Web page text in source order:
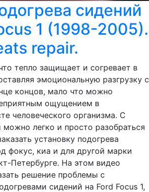
сидений
1 (1998-2005).
repair.
тепло защищает и согревает в
эмоциональную разгрузку с
концов, мало что можно
ощущением в
человеческого организма. С
легко и просто разобраться
установку подогрева
фокус, киа и для другой марки
Петербурге. На этом видео
решение проблемы с
сидений на Ford Focus 1,